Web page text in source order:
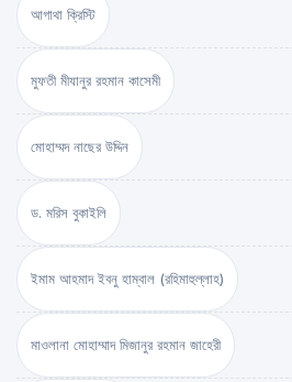
আগাথা ক্রিস্টি
মুফতী মীযানুর রহমান কাসেমী
মোহাম্মদ নাছের উদ্দিন
ড. মরিস বুকাইলি
ইমাম আহমাদ ইবনু হাম্বাল (রহিমাহুল্লাহ)
মাওলানা মোহাম্মাদ মিজানুর রহমান জাহেরী